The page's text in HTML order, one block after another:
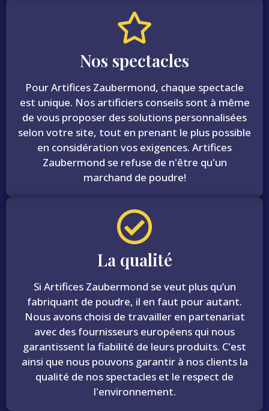
Nos spectacles
Pour Artifices Zaubermond, chaque spectacle
est unique. Nos artificiers conseils sont à même
de vous proposer des solutions personnalisées
selon votre site, tout en prenant le plus possible
en considération vos exigences. Artifices
Zaubermond se refuse de n'être qu'un
marchand de poudre!
La qualité
Si Artifices Zaubermond se veut plus qu’un
fabriquant de poudre, il en faut pour autant.
Nous avons choisi de travailler en partenariat
avec des fournisseurs européens qui nous
garantissent la fiabilité de leurs produits. C'est
ainsi que nous pouvons garantir à nos clients la
qualité de nos spectacles et le respect de
l'environnement.